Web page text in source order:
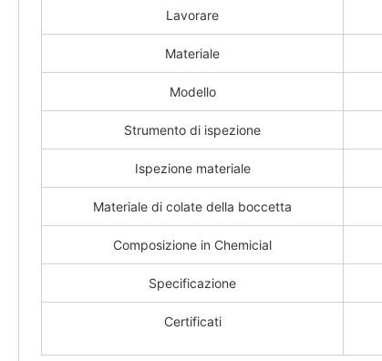
Lavorare
Materiale
Modello
Strumento di ispezione
Ispezione materiale
Materiale di colate della boccetta
Composizione in Chemicial
Specificazione
Certificati